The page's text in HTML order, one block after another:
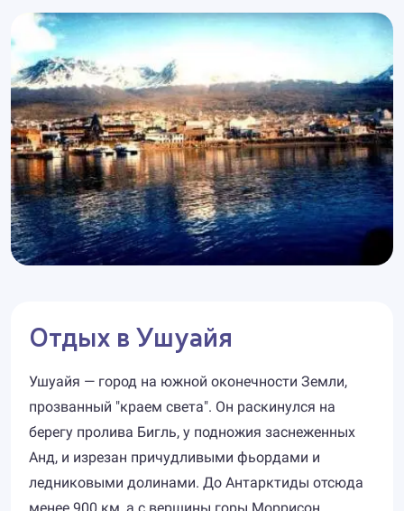
Отдых в Ушуайя
Ушуайя — город на южной оконечности Земли,
прозванный "краем света". Он раскинулся на
берегу пролива Бигль, у подножия заснеженных
Анд, и изрезан причудливыми фьордами и
ледниковыми долинами. До Антарктиды отсюда